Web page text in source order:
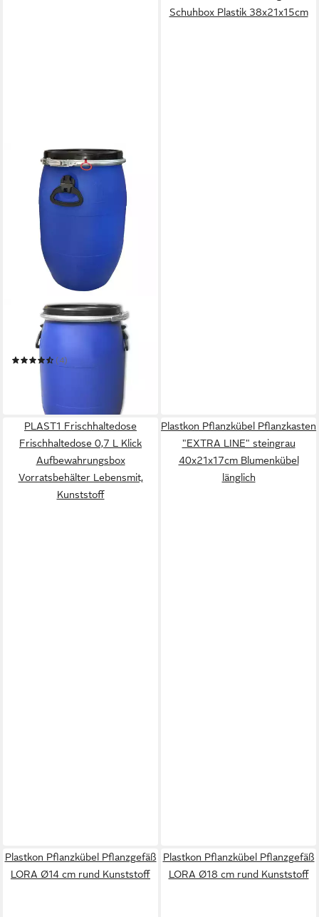
PLASTEO
Regentonne Set: 2 x 60 Liter
Deckelfass Weithalsfass mit
Spannverschluss
(4)
58,00 €
in 4-5 Werktagen bei dir
Schuhbox Plastik 38x21x15cm
PLAST1 Frischhaltedose
Frischhaltedose 0,7 L Klick
Aufbewahrungsbox
Vorratsbehälter Lebensmit,
Kunststoff
Plastkon Pflanzkübel Pflanzkasten
"EXTRA LINE" steingrau
40x21x17cm Blumenkübel
länglich
Plastkon Pflanzkübel Pflanzgefäß
LORA Ø14 cm rund Kunststoff
Plastkon Pflanzkübel Pflanzgefäß
LORA Ø18 cm rund Kunststoff